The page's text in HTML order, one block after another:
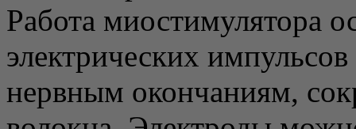
Работа миостимулятора
электрических
нервным окончаниям,